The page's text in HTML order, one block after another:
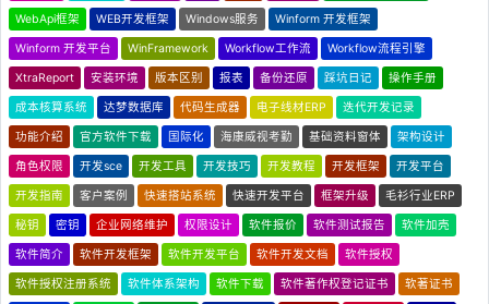
WebApi框架 WEB开发框架 Windows服务 Winform 开发框架
Winform 开发平台 WinFramework Workflow工作流 Workflow流程引擎
XtraReport 安装环境 版本区别 报表 备份还原 踩坑日记 操作手册
成本核算系统 达梦数据库 代码生成器 电子线材ERP 迭代开发记录
功能介绍 官方软件下载 国际化 海康威视考勤 基础资料窗体 架构设计
角色权限 开发sce 开发工具 开发技巧 开发教程 开发框架 开发平台
开发指南 客户案例 快速搭站系统 快速开发平台 框架升级 毛衫行业ERP
秘钥 密钥 企业网络维护 权限设计 软件报价 软件测试报告 软件加壳
软件简介 软件开发框架 软件开发平台 软件开发文档 软件授权
软件授权注册系统 软件体系架构 软件下载 软件著作权登记证书 软著证书